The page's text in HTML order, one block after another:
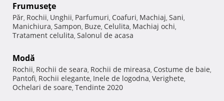
Frumuseţe
Păr, Rochii, Unghii, Parfumuri, Coafuri, Machiaj, Sani,
Manichiura, Sampon, Buze, Celulita, Machiaj ochi,
Tratament celulita, Salonul de acasa
Modă
Rochii, Rochii de seara, Rochii de mireasa, Costume de baie,
Pantofi, Rochii elegante, Inele de logodna, Verighete,
Ochelari de soare, Tendinte 2020